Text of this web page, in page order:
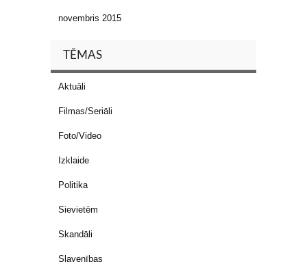
novembris 2015
TĒMAS
Aktuāli
Filmas/Seriāli
Foto/Video
Izklaide
Politika
Sievietēm
Skandāli
Slavenības